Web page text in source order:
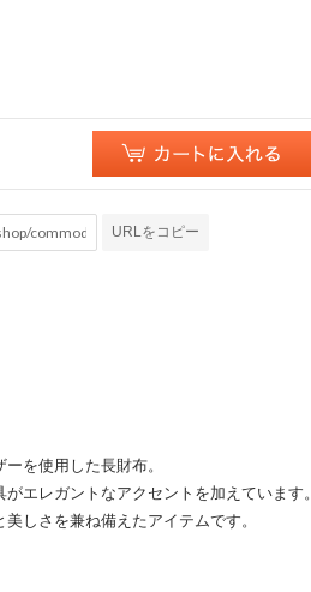
URLをコピー
を使用した長財布。
エレガントなアクセントを加えています。
しさを兼ね備えたアイテムです。